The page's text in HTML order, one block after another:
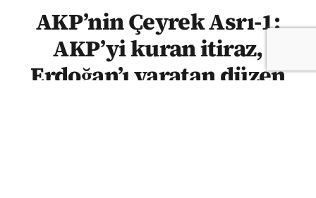
AKP’nin Çeyrek Asrı-1:
AKP’yi kuran itiraz,
Erdoğan’ı yaratan düzen